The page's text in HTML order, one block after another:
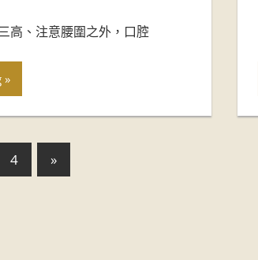
高、注意腰圍之外，口腔
4 »